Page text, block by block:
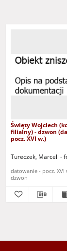
Święty Wojciech
filialny) - dzwon
pocz. XVI w.)
Tureczek, Marceli -
datowanie - pocz. XVI
dzwon